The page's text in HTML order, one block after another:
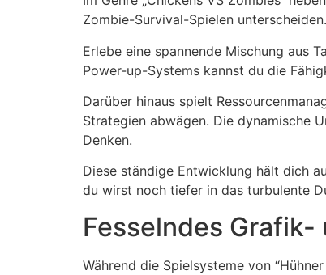
Zombie-Survival-Spielen unterscheiden.
Erlebe eine spannende Mischung aus
Power-up-Systems kannst du die
Darüber hinaus spielt
Strategien abwägen. Die dynamische
Denken.
Diese ständige Entwicklung hält dich
du wirst noch tiefer in das turbulente
Fesselndes
Während die Spielsysteme von